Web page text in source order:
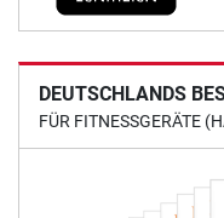
DEUTSCHLANDS
FÜR FITNESSGERÄTE